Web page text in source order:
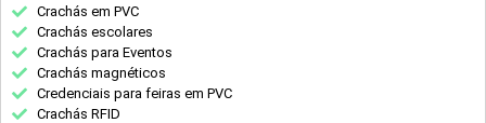
Crachás em PVC
Crachás escolares
Crachás para Eventos
Crachás magnéticos
Credenciais para feiras em PVC
Crachás RFID